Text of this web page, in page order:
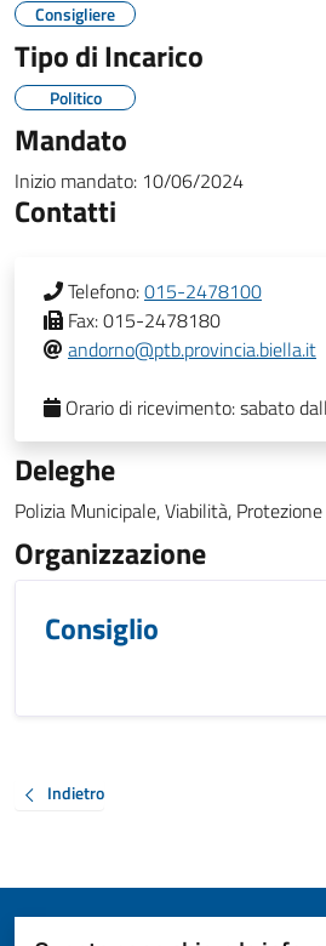
Consigliere
Tipo di Incarico
Politico
Mandato
Inizio mandato: 10/06/2024
Contatti
Telefono:015-2478100
Fax:015-2478180
andorno@ptb.provincia.biella.it
Orario di ricevimento:sabato
Deleghe
Polizia Municipale, Viabilità,
Organizzazione
Consiglio
Indietro